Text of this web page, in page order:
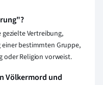
gezielte Vertreibung,
bestimmten Gruppe,
oder Religion vorweist.
Völkermord und